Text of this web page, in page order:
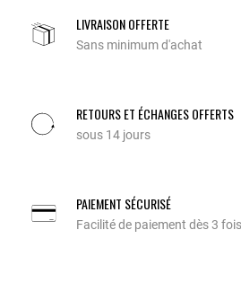
LIVRAISON OFFERTE
Sans minimum d'achat
RETOURS ET ÉCHANGES OFFERTS
sous 14 jours
PAIEMENT SÉCURISÉ
Facilité de paiement dès 3